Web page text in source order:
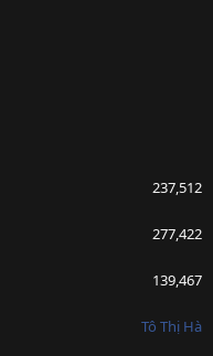
237,512
277,422
139,467
Tô Thị Hà